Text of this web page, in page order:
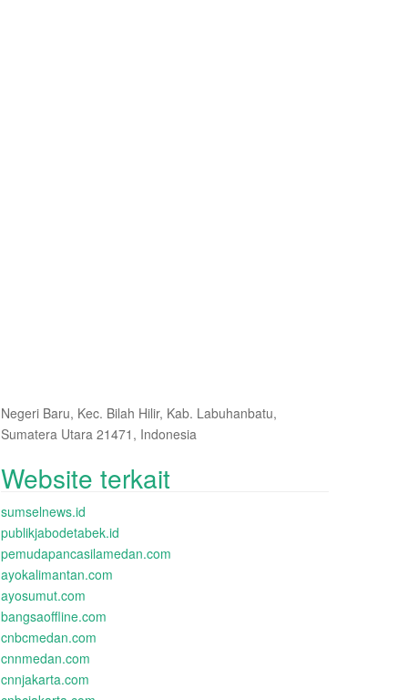
Negeri Baru, Kec. Bilah Hilir, Kab. Labuhanbatu,
Sumatera Utara 21471, Indonesia
Website terkait
sumselnews.id
publikjabodetabek.id
pemudapancasilamedan.com
ayokalimantan.com
ayosumut.com
bangsaoffline.com
cnbcmedan.com
cnnmedan.com
cnnjakarta.com